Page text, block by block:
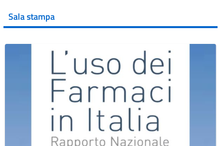
Sala stampa